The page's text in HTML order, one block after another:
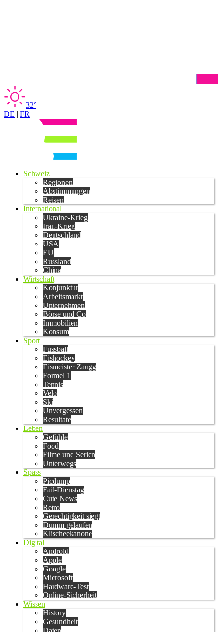
32°
DE | FR
Schweiz
Regionen
Abstimmungen
Reisen
International
Ukraine-Krieg
Iran-Krieg
Deutschland
USA
EU
Russland
China
Wirtschaft
Konjunktur
Arbeitsmarkt
Unternehmen
Börse und Co
Immobilien
Konsum
Sport
Fussball
Eishockey
Eismeister Zaugg
Formel 1
Tennis
Velo
Ski
Unvergessen
Resultate
Leben
Gefühle
Food
Filme und Serien
Unterwegs
Spass
Picdump
Fail-Dienstag
Cute News
Retro
Gerechtigkeit siegt
Dumm gelaufen
Klischeekanone
Digital
Android
Apple
Google
Microsoft
Hardware-Test
Online-Sicherheit
Wissen
History
Gesundheit
Daten